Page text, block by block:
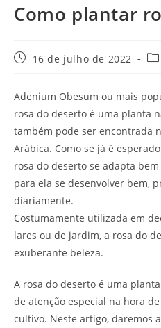
Como plantar
Post16 de julho de 2022
Adenium Obesum ou mais
rosa do deserto é uma planta
também pode ser encontrada
Arábica. Como se já é
rosa do deserto se adapta
para ela se desenvolver bem,
diariamente.
Costumamente utilizada em
lares ou de jardim, a rosa do
exuberante beleza.
A rosa do deserto é uma
de atenção especial na hora
cultivo. Neste artigo, daremos